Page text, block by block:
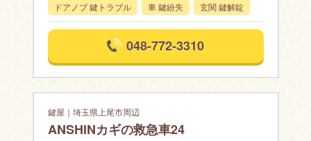
ドアノブ 鍵トラブル
車 鍵紛失 玄関 鍵解錠
048-772-3310
鍵屋｜埼玉県上尾市周辺
ANSHINカギの救急車24